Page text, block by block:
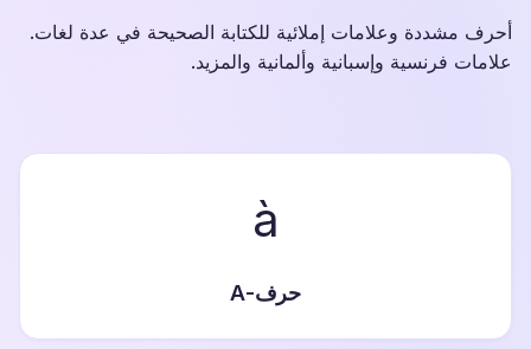
أحرف مشددة وعلامات إملائية للكتابة الصحيحة في عدة لغات.
علامات فرنسية وإسبانية وألمانية والمزيد.
à
حرف-A